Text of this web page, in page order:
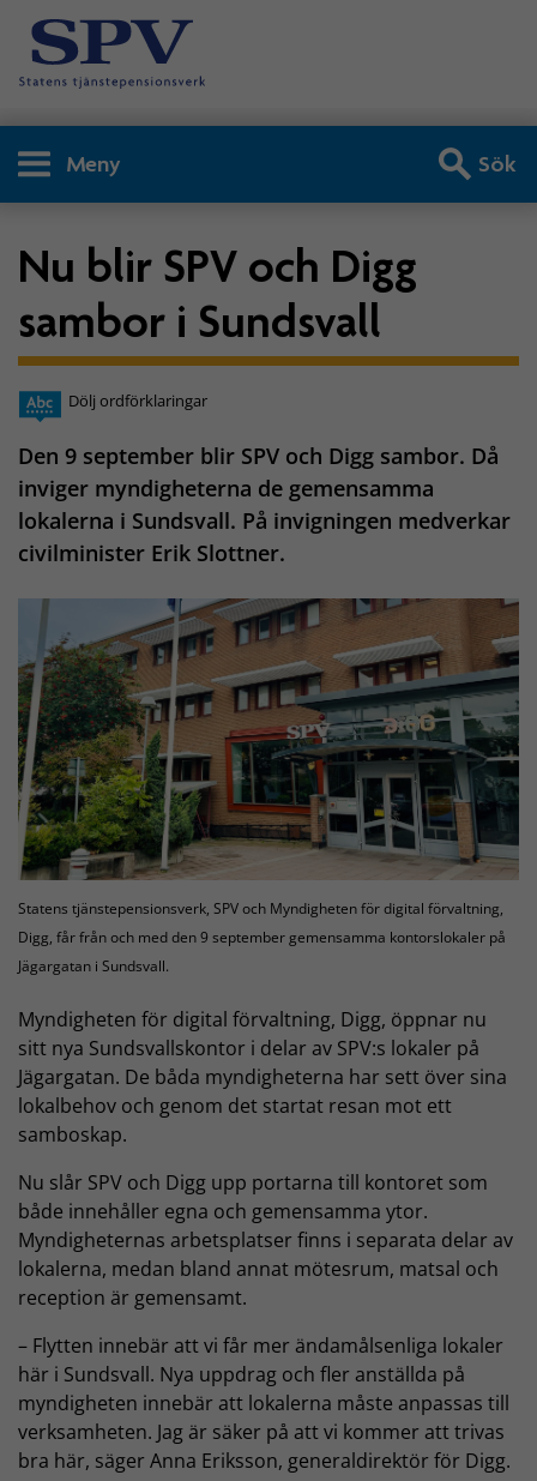
Meny Sök
Nu blir SPV och Digg
sambor i Sundsvall
Dölj ordförklaringar
Den 9 september blir SPV och Digg sambor. Då
inviger myndigheterna de gemensamma
lokalerna i Sundsvall. På invigningen medverkar
civilminister Erik Slottner.
Statens tjänstepensionsverk, SPV och Myndigheten för digital förvaltning,
Digg, får från och med den 9 september gemensamma kontorslokaler på
Jägargatan i Sundsvall.
Myndigheten för digital förvaltning, Digg, öppnar nu
sitt nya Sundsvallskontor i delar av SPV:s lokaler på
Jägargatan. De båda myndigheterna har sett över sina
lokalbehov och genom det startat resan mot ett
samboskap.
Nu slår SPV och Digg upp portarna till kontoret som
både innehåller egna och gemensamma ytor.
Myndigheternas arbetsplatser finns i separata delar av
lokalerna, medan bland annat mötesrum, matsal och
reception är gemensamt.
– Flytten innebär att vi får mer ändamålsenliga lokaler
här i Sundsvall. Nya uppdrag och fler anställda på
myndigheten innebär att lokalerna måste anpassas till
verksamheten. Jag är säker på att vi kommer att trivas
bra här, säger Anna Eriksson, generaldirektör för Digg.